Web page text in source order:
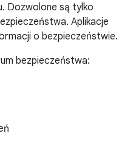
Dozwolone są tylko
Aplikacje
o bezpieczeństwie.
bezpieczeństwa: